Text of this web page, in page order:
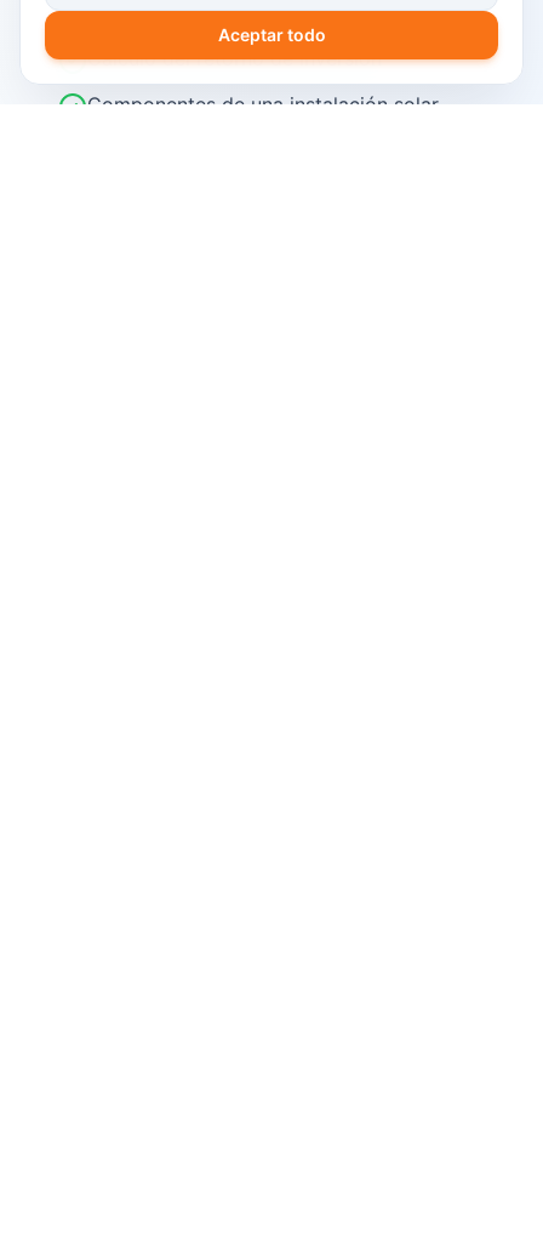
2026
Cálculo del retorno de inversión
Componentes de una instalación solar
Aceptar todo